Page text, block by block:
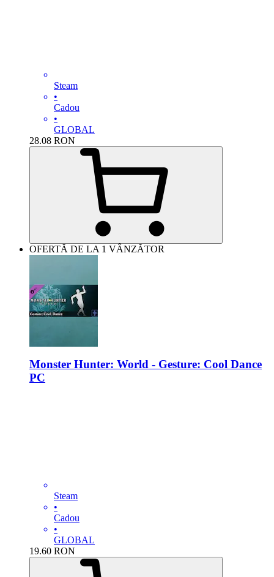
Steam
•
Cadou
•
GLOBAL
28.08 RON
OFERTĂ DE LA 1 VÂNZĂTOR
Monster Hunter: World - Gesture: Cool Dance
PC
Steam
•
Cadou
•
GLOBAL
19.60 RON